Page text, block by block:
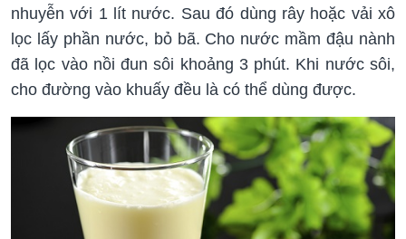
nhuyễn với 1 lít nước. Sau đó dùng rây hoặc vải xô
lọc lấy phần nước, bỏ bã. Cho nước mầm đậu nành
đã lọc vào nồi đun sôi khoảng 3 phút. Khi nước sôi,
cho đường vào khuấy đều là có thể dùng được.